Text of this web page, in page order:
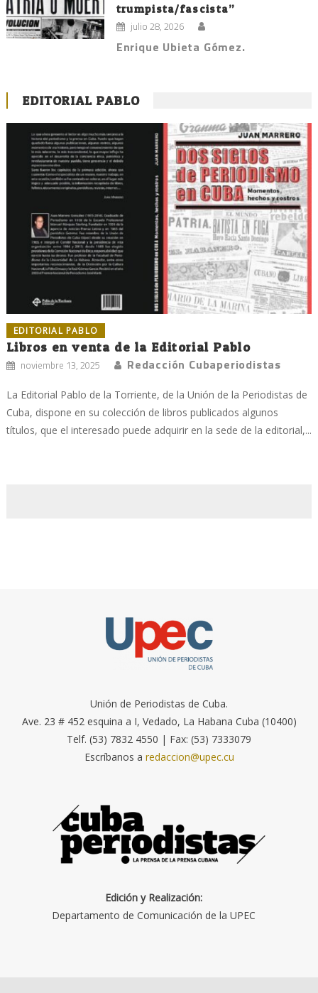
trumpista/fascista”
julio 28, 2026
Enrique Ubieta Gómez.
EDITORIAL PABLO
EDITORIAL PABLO
Libros en venta de la Editorial Pablo
noviembre 13, 2025 Redacción Cubaperiodistas
La Editorial Pablo de la Torriente, de la Unión de la Periodistas de
Cuba, dispone en su colección de libros publicados algunos
títulos, que el interesado puede adquirir en la sede de la editorial,...
Unión de Periodistas de Cuba.
Ave. 23 # 452 esquina a I, Vedado, La Habana Cuba (10400)
Telf. (53) 7832 4550 | Fax: (53) 7333079
Escríbanos a redaccion@upec.cu
Edición y Realización:
Departamento de Comunicación de la UPEC